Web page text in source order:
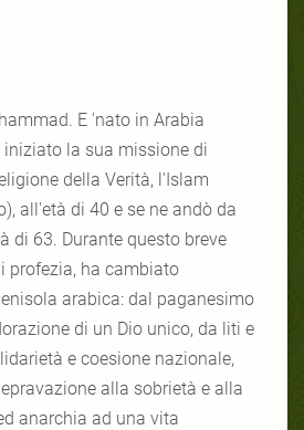
E 'nato in Arabia
iniziato la sua missione di
della Verità, l'Islam
all'età di 40 e se ne andò da
di 63. Durante questo breve
profezia, ha cambiato
arabica: dal paganesimo
di un Dio unico, da liti e
e coesione nazionale,
alla sobrietà e alla
anarchia ad una vita